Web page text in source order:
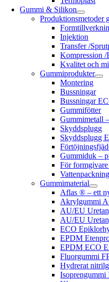
Gummi & Silikon
Produktionsmetoder
Injektion
Transfer /
Kompression /
Kvalitet och
Gummiprodukter
Montering
Bussningar
Bussningar
Gummifötter
Gummimetall
Skyddsplugg
Skyddsplugg
Gummiduk –
För
Gummimaterial
Aflas ® – ett
Akrylgummi
AU/EU
AU/EU
ECO
EPDM
EPDM ECO
Fluorgummi
Hydrerat
Isoprengummi